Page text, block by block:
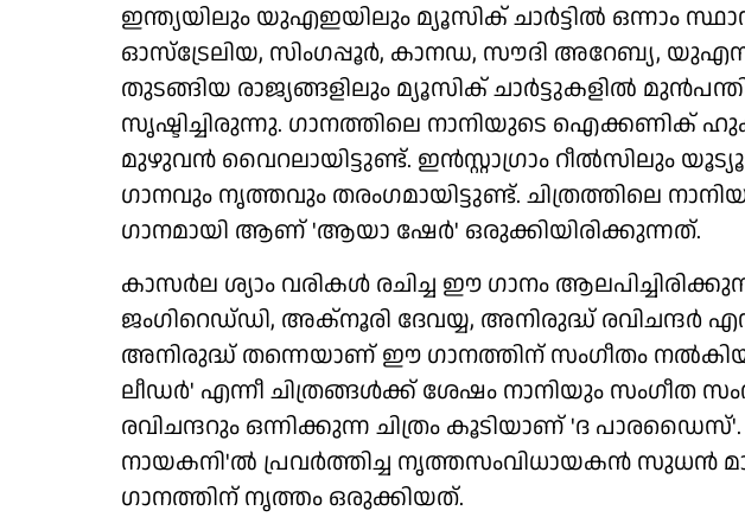
ഇന്ത്യയിലും യുഎഇയിലും മ്യൂസിക് ചാർട്ടിൽ ഒന്നാം
ഓസ്‌ട്രേലിയ, സിംഗപ്പൂർ, കാനഡ, സൗദി അറേബ്യ,
തുടങ്ങിയ രാജ്യങ്ങളിലും മ്യൂസിക് ചാർട്ടുകളിൽ
സൃഷ്ടിച്ചിരുന്നു. ഗാനത്തിലെ നാനിയുടെ ഐക്കണിക്
മുഴുവൻ വൈറലായിട്ടുണ്ട്. ഇൻസ്റ്റാഗ്രാം റീൽസിലും
ഗാനവും നൃത്തവും തരംഗമായിട്ടുണ്ട്. ചിത്രത്തിലെ
ഗാനമായി ആണ് 'ആയാ ഷേർ' ഒരുക്കിയിരിക്കുന്നത്.
കാസർല ശ്യാം വരികൾ രചിച്ച ഈ ഗാനം
ജംഗിറെഡ്‌ഡി, അക്‌നൂരി ദേവയ്യ, അനിരുദ്ധ് രവിചന്ദർ
അനിരുദ്ധ് തന്നെയാണ് ഈ ഗാനത്തിന് സംഗീതം
ലീഡർ' എന്നീ ചിത്രങ്ങൾക്ക് ശേഷം നാനിയും സംഗീത
രവിചന്ദറും ഒന്നിക്കുന്ന ചിത്രം കൂടിയാണ് 'ദ പാരഡൈസ്'.
നായകനി'ൽ പ്രവർത്തിച്ച നൃത്തസംവിധായകൻ സുധൻ
ഗാനത്തിന് നൃത്തം ഒരുക്കിയത്.